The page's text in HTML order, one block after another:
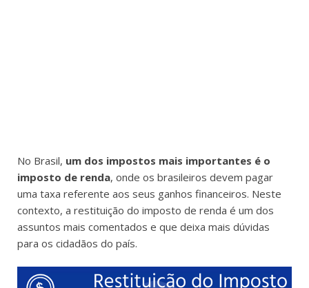
No Brasil, um dos impostos mais importantes é o
imposto de renda, onde os brasileiros devem pagar
uma taxa referente aos seus ganhos financeiros. Neste
contexto, a restituição do imposto de renda é um dos
assuntos mais comentados e que deixa mais dúvidas
para os cidadãos do país.